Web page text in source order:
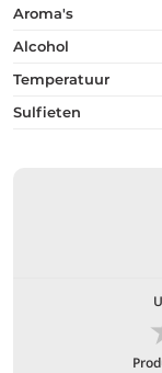
aroma's
alcohol
temperatuur
Sulfieten